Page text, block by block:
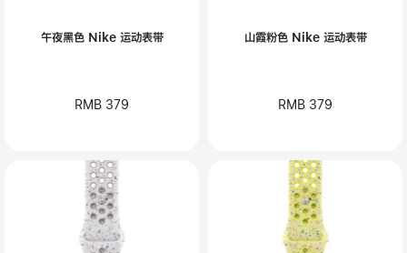
午夜黑色 Nike 运动表带
RMB 379
山霞粉色 Nike 运动表带
RMB 379